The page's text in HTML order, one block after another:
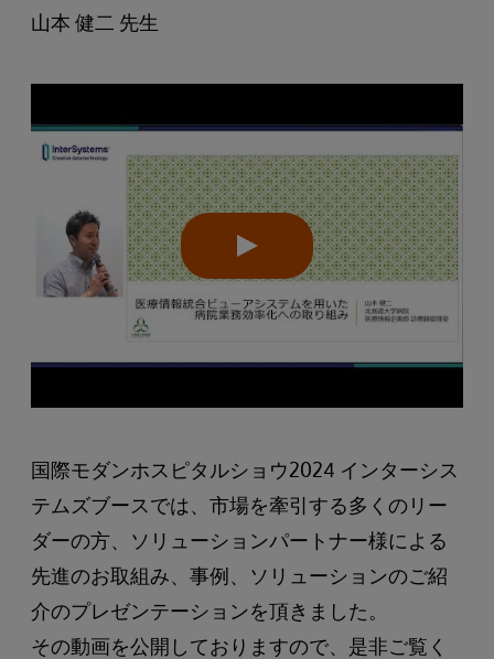
山本 健二 先生
国際モダンホスピタルショウ2024 インターシス
テムズブースでは、市場を牽引する多くのリー
ダーの方、ソリューションパートナー様による
先進のお取組み、事例、ソリューションのご紹
介のプレゼンテーションを頂きました。
その動画を公開しておりますので、是非ご覧く